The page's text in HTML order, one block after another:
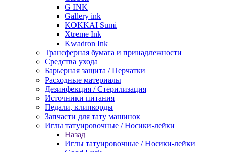
G INK
Gallery ink
KOKKAI Sumi
Xtreme Ink
Kwadron Ink
Трансферная бумага и принадлежности
Средства ухода
Барьерная защита / Перчатки
Расходные материалы
Дезинфекция / Стерилизация
Источники питания
Педали, клипкорды
Запчасти для тату машинок
Иглы татуировочные / Носики-лейки
Назад
Иглы татуировочные / Носики-лейки